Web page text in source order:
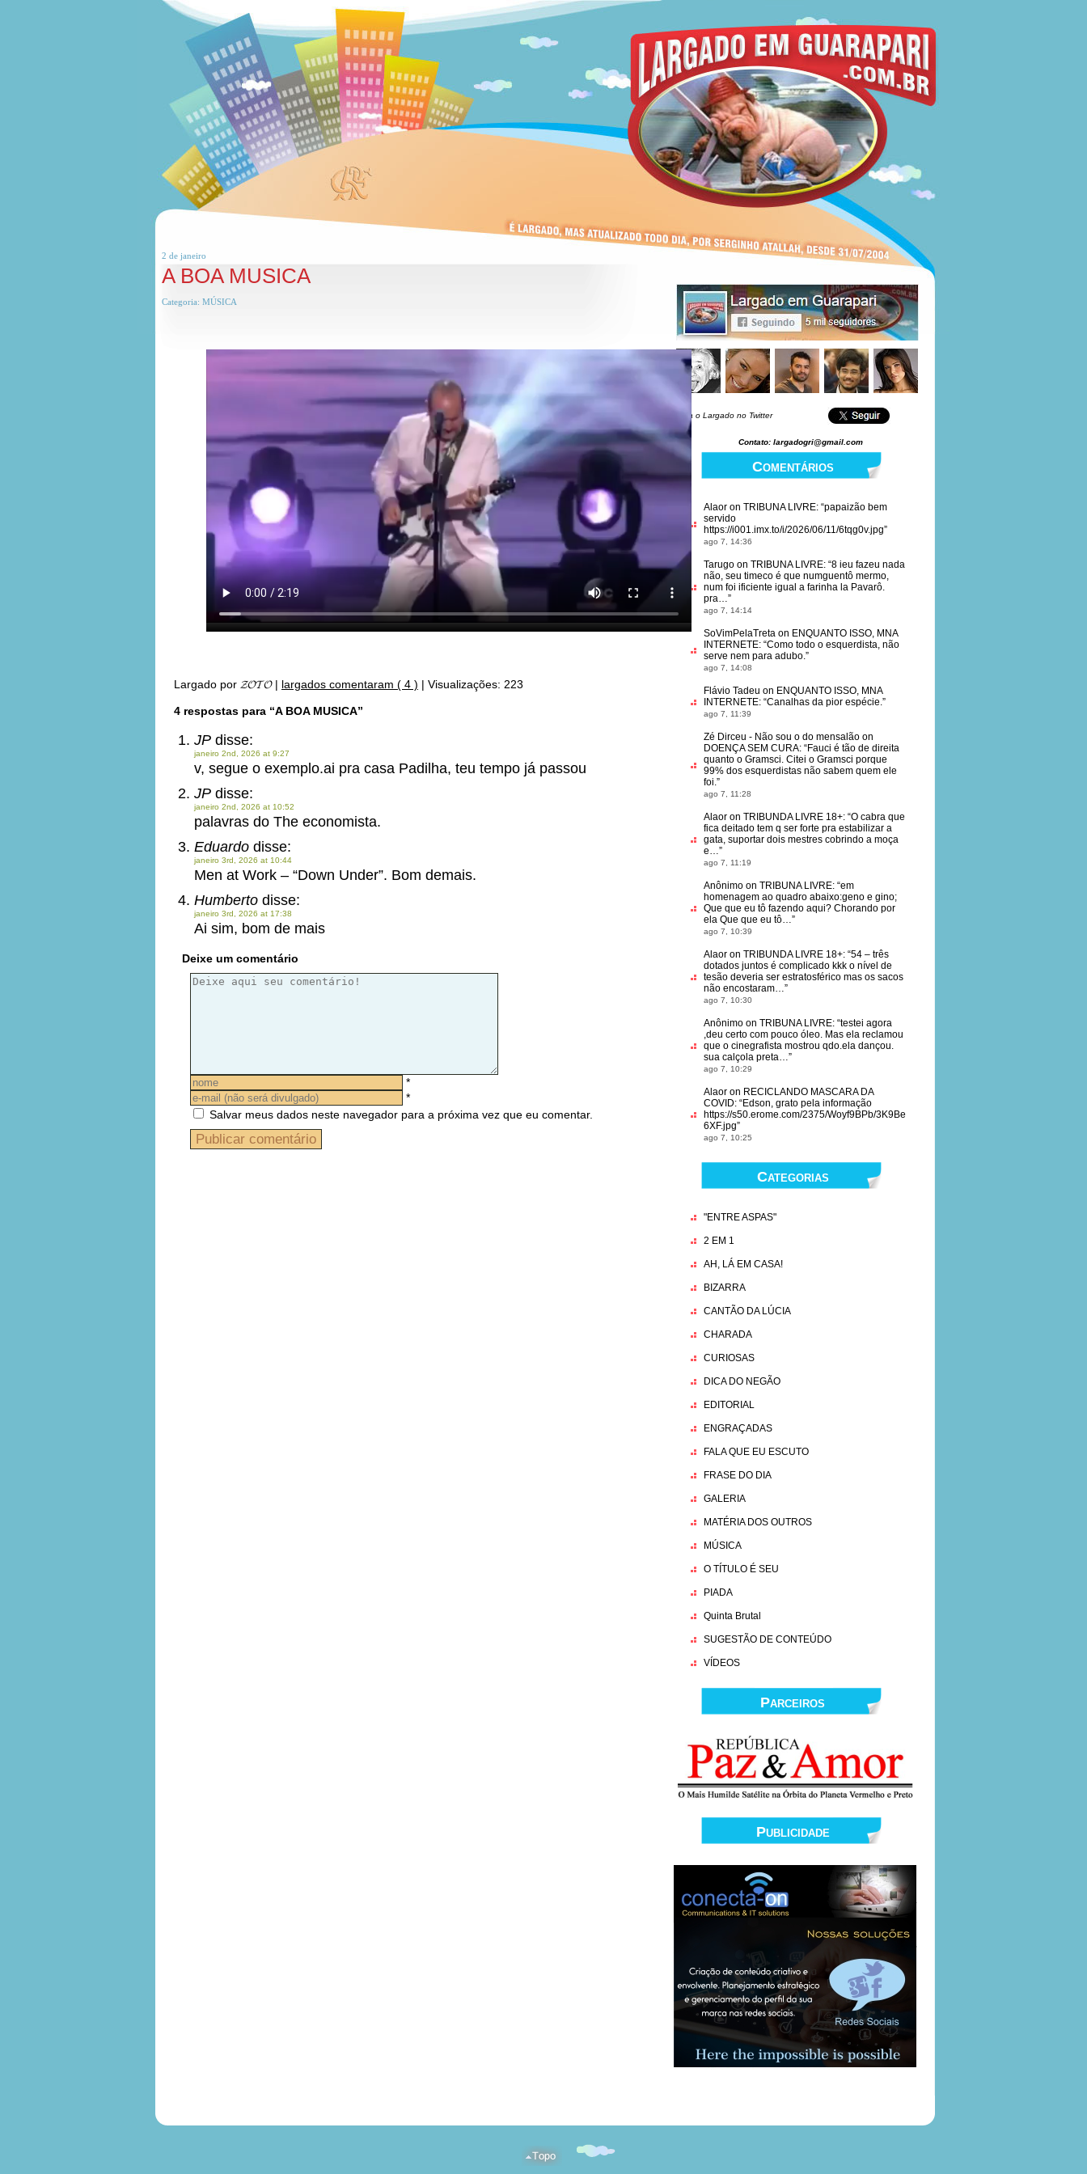
2 de janeiro
A BOA MUSICA
Categoria: MÚSICA
Largado por 𝓩𝓞𝓣𝓞| largados comentaram ( 4 ) | Visualizações: 223
4 respostas para “A BOA MUSICA”
JP disse:
janeiro 2nd, 2026 at 9:27
v, segue o exemplo.ai pra casa Padilha, teu tempo já passou
JP disse:
janeiro 2nd, 2026 at 10:52
palavras do The economista.
Eduardo disse:
janeiro 3rd, 2026 at 10:44
Men at Work – “Down Under”. Bom demais.
Humberto disse:
janeiro 3rd, 2026 at 17:38
Ai sim, bom de mais
Deixe um comentário
*
*
Salvar meus dados neste navegador para a próxima vez que eu comentar.
Siga o Largado no Twitter
Contato: largadogri@gmail.com
Comentários
Alaor on TRIBUNA LIVRE: “papaizão bem
servido
https://i001.imx.to/i/2026/06/11/6tqg0v.jpg”
ago 7, 14:36
Tarugo on TRIBUNA LIVRE: “8 ieu fazeu nada
não, seu timeco é que numguentô mermo,
num foi ificiente igual a farinha la Pavarô.
pra…”
ago 7, 14:14
SoVimPelaTreta on ENQUANTO ISSO, MNA
INTERNETE: “Como todo o esquerdista, não
serve nem para adubo.”
ago 7, 14:08
Flávio Tadeu on ENQUANTO ISSO, MNA
INTERNETE: “Canalhas da pior espécie.”
ago 7, 11:39
Zé Dirceu - Não sou o do mensalão on
DOENÇA SEM CURA: “Fauci é tão de direita
quanto o Gramsci. Citei o Gramsci porque
99% dos esquerdistas não sabem quem ele
foi.”
ago 7, 11:28
Alaor on TRIBUNDA LIVRE 18+: “O cabra que
fica deitado tem q ser forte pra estabilizar a
gata, suportar dois mestres cobrindo a moça
e…”
ago 7, 11:19
Anônimo on TRIBUNA LIVRE: “em
homenagem ao quadro abaixo:geno e gino;
Que que eu tô fazendo aqui? Chorando por
ela Que que eu tô…”
ago 7, 10:39
Alaor on TRIBUNDA LIVRE 18+: “54 – três
dotados juntos é complicado kkk o nível de
tesão deveria ser estratosférico mas os sacos
não encostaram…”
ago 7, 10:30
Anônimo on TRIBUNA LIVRE: “testei agora
,deu certo com pouco óleo. Mas ela reclamou
que o cinegrafista mostrou qdo.ela dançou.
sua calçola preta…”
ago 7, 10:29
Alaor on RECICLANDO MASCARA DA
COVID: “Edson, grato pela informação
https://s50.erome.com/2375/Woyf9BPb/3K9Be
6XF.jpg”
ago 7, 10:25
Categorias
"ENTRE ASPAS"
2 EM 1
AH, LÁ EM CASA!
BIZARRA
CANTÃO DA LÚCIA
CHARADA
CURIOSAS
DICA DO NEGÃO
EDITORIAL
ENGRAÇADAS
FALA QUE EU ESCUTO
FRASE DO DIA
GALERIA
MATÉRIA DOS OUTROS
MÚSICA
O TÍTULO É SEU
PIADA
Quinta Brutal
SUGESTÃO DE CONTEÚDO
VÍDEOS
Parceiros
Publicidade